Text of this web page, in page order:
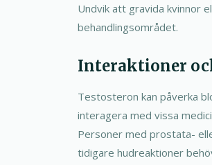
Undvik att gravida kvinnor
behandlingsområdet.
Interaktioner
Testosteron kan påverka
interagera med vissa
Personer med prostata-
tidigare hudreaktioner